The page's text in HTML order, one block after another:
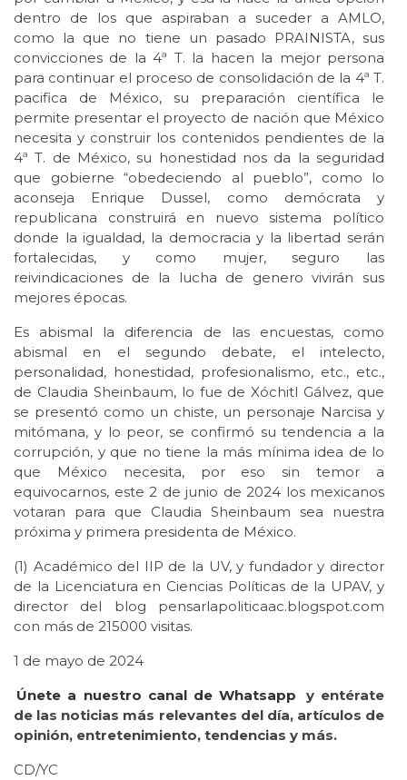
dentro de los que aspiraban a suceder a AMLO,
como la que no tiene un pasado PRAINISTA, sus
convicciones de la 4ª T. la hacen la mejor persona
para continuar el proceso de consolidación de la 4ª T.
pacifica de México, su preparación científica le
permite presentar el proyecto de nación que México
necesita y construir los contenidos pendientes de la
4ª T. de México, su honestidad nos da la seguridad
que gobierne “obedeciendo al pueblo”, como lo
aconseja Enrique Dussel, como demócrata y
republicana construirá en nuevo sistema político
donde la igualdad, la democracia y la libertad serán
fortalecidas, y como mujer, seguro las
reivindicaciones de la lucha de genero vivirán sus
mejores épocas.
Es abismal la diferencia de las encuestas, como
abismal en el segundo debate, el intelecto,
personalidad, honestidad, profesionalismo, etc., etc.,
de Claudia Sheinbaum, lo fue de Xóchitl Gálvez, que
se presentó como un chiste, un personaje Narcisa y
mitómana, y lo peor, se confirmó su tendencia a la
corrupción, y que no tiene la más mínima idea de lo
que México necesita, por eso sin temor a
equivocarnos, este 2 de junio de 2024 los mexicanos
votaran para que Claudia Sheinbaum sea nuestra
próxima y primera presidenta de México.
(1) Académico del IIP de la UV, y fundador y director
de la Licenciatura en Ciencias Políticas de la UPAV, y
director del blog pensarlapoliticaac.blogspot.com
con más de 215000 visitas.
1 de mayo de 2024
Únete a nuestro canal de Whatsapp
y entérate
de las noticias más relevantes del día, artículos de
opinión, entretenimiento, tendencias y más.
CD/YC